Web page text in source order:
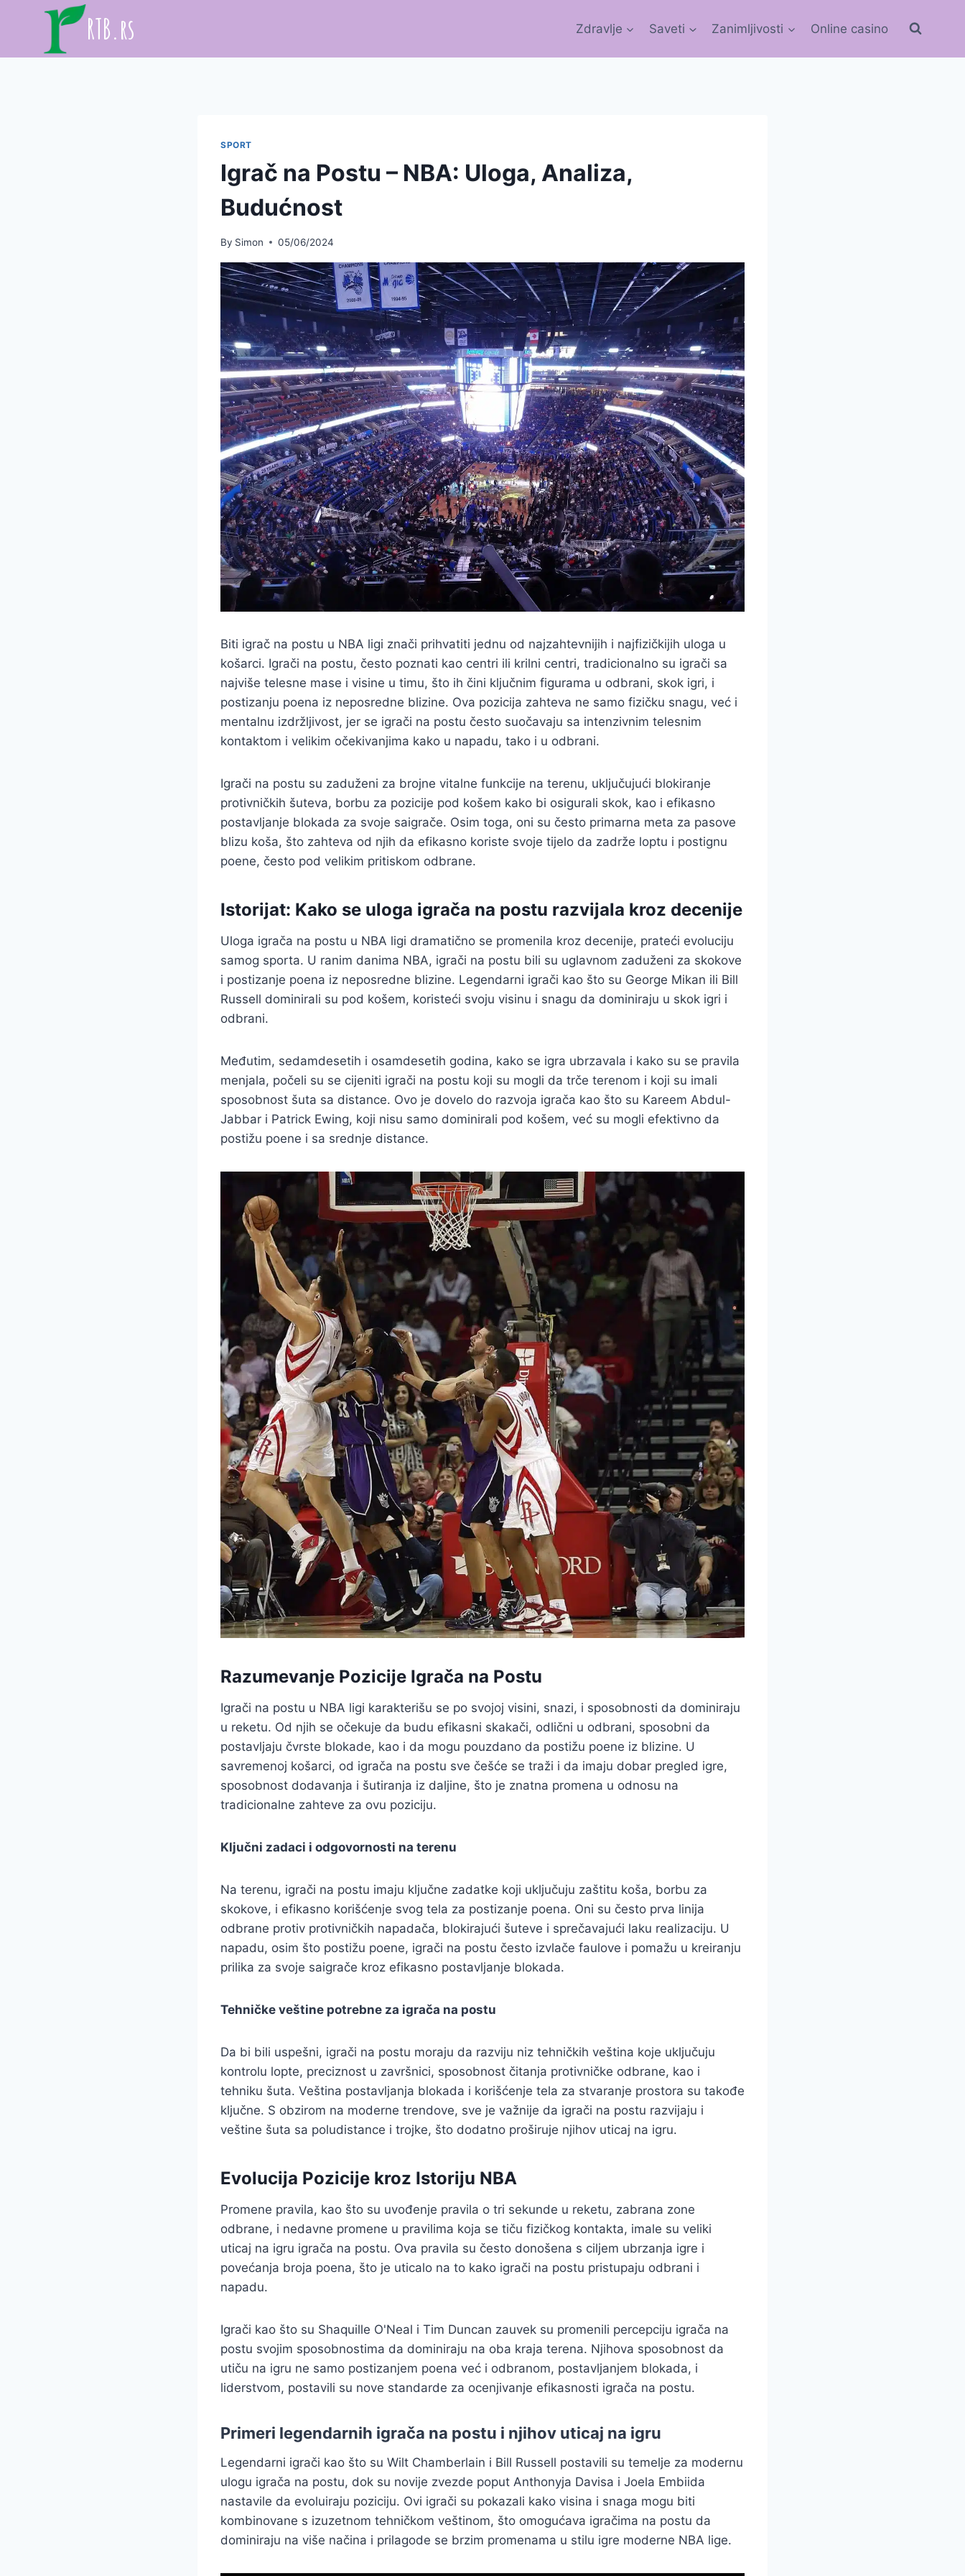
RTB.rs Zdravlje Saveti Zanimljivosti Online casino
SPORT
Igrač na Postu – NBA: Uloga, Analiza,
Budućnost
By Simon 05/06/2024
Biti igrač na postu u NBA ligi znači prihvatiti jednu od najzahtevnijih i najfizičkijih uloga u
košarci. Igrači na postu, često poznati kao centri ili krilni centri, tradicionalno su igrači sa
najviše telesne mase i visine u timu, što ih čini ključnim figurama u odbrani, skok igri, i
postizanju poena iz neposredne blizine. Ova pozicija zahteva ne samo fizičku snagu, već i
mentalnu izdržljivost, jer se igrači na postu često suočavaju sa intenzivnim telesnim
kontaktom i velikim očekivanjima kako u napadu, tako i u odbrani.
Igrači na postu su zaduženi za brojne vitalne funkcije na terenu, uključujući blokiranje
protivničkih šuteva, borbu za pozicije pod košem kako bi osigurali skok, kao i efikasno
postavljanje blokada za svoje saigrače. Osim toga, oni su često primarna meta za pasove
blizu koša, što zahteva od njih da efikasno koriste svoje tijelo da zadrže loptu i postignu
poene, često pod velikim pritiskom odbrane.
Istorijat: Kako se uloga igrača na postu razvijala kroz decenije
Uloga igrača na postu u NBA ligi dramatično se promenila kroz decenije, prateći evoluciju
samog sporta. U ranim danima NBA, igrači na postu bili su uglavnom zaduženi za skokove
i postizanje poena iz neposredne blizine. Legendarni igrači kao što su George Mikan ili Bill
Russell dominirali su pod košem, koristeći svoju visinu i snagu da dominiraju u skok igri i
odbrani.
Međutim, sedamdesetih i osamdesetih godina, kako se igra ubrzavala i kako su se pravila
menjala, počeli su se cijeniti igrači na postu koji su mogli da trče terenom i koji su imali
sposobnost šuta sa distance. Ovo je dovelo do razvoja igrača kao što su Kareem Abdul-
Jabbar i Patrick Ewing, koji nisu samo dominirali pod košem, već su mogli efektivno da
postižu poene i sa srednje distance.
Razumevanje Pozicije Igrača na Postu
Igrači na postu u NBA ligi karakterišu se po svojoj visini, snazi, i sposobnosti da dominiraju
u reketu. Od njih se očekuje da budu efikasni skakači, odlični u odbrani, sposobni da
postavljaju čvrste blokade, kao i da mogu pouzdano da postižu poene iz blizine. U
savremenoj košarci, od igrača na postu sve češće se traži i da imaju dobar pregled igre,
sposobnost dodavanja i šutiranja iz daljine, što je znatna promena u odnosu na
tradicionalne zahteve za ovu poziciju.
Ključni zadaci i odgovornosti na terenu
Na terenu, igrači na postu imaju ključne zadatke koji uključuju zaštitu koša, borbu za
skokove, i efikasno korišćenje svog tela za postizanje poena. Oni su često prva linija
odbrane protiv protivničkih napadača, blokirajući šuteve i sprečavajući laku realizaciju. U
napadu, osim što postižu poene, igrači na postu često izvlače faulove i pomažu u kreiranju
prilika za svoje saigrače kroz efikasno postavljanje blokada.
Tehničke veštine potrebne za igrača na postu
Da bi bili uspešni, igrači na postu moraju da razviju niz tehničkih veština koje uključuju
kontrolu lopte, preciznost u završnici, sposobnost čitanja protivničke odbrane, kao i
tehniku šuta. Veština postavljanja blokada i korišćenje tela za stvaranje prostora su takođe
ključne. S obzirom na moderne trendove, sve je važnije da igrači na postu razvijaju i
veštine šuta sa poludistance i trojke, što dodatno proširuje njihov uticaj na igru.
Evolucija Pozicije kroz Istoriju NBA
Promene pravila, kao što su uvođenje pravila o tri sekunde u reketu, zabrana zone
odbrane, i nedavne promene u pravilima koja se tiču fizičkog kontakta, imale su veliki
uticaj na igru igrača na postu. Ova pravila su često donošena s ciljem ubrzanja igre i
povećanja broja poena, što je uticalo na to kako igrači na postu pristupaju odbrani i
napadu.
Igrači kao što su Shaquille O'Neal i Tim Duncan zauvek su promenili percepciju igrača na
postu svojim sposobnostima da dominiraju na oba kraja terena. Njihova sposobnost da
utiču na igru ne samo postizanjem poena već i odbranom, postavljanjem blokada, i
liderstvom, postavili su nove standarde za ocenjivanje efikasnosti igrača na postu.
Primeri legendarnih igrača na postu i njihov uticaj na igru
Legendarni igrači kao što su Wilt Chamberlain i Bill Russell postavili su temelje za modernu
ulogu igrača na postu, dok su novije zvezde poput Anthonyja Davisa i Joela Embiida
nastavile da evoluiraju poziciju. Ovi igrači su pokazali kako visina i snaga mogu biti
kombinovane s izuzetnom tehničkom veštinom, što omogućava igračima na postu da
dominiraju na više načina i prilagode se brzim promenama u stilu igre moderne NBA lige.